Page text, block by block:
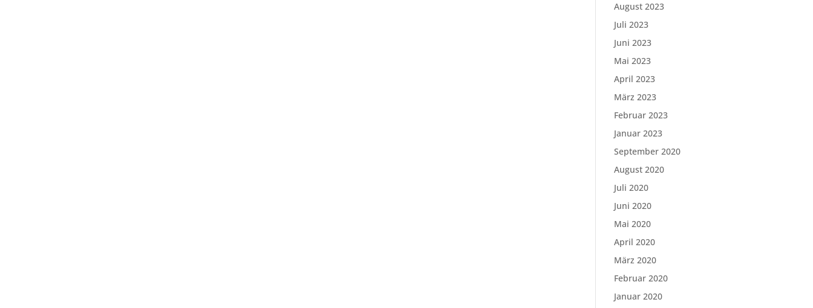
August 2023
Juli 2023
Juni 2023
Mai 2023
April 2023
März 2023
Februar 2023
Januar 2023
September 2020
August 2020
Juli 2020
Juni 2020
Mai 2020
April 2020
März 2020
Februar 2020
Januar 2020